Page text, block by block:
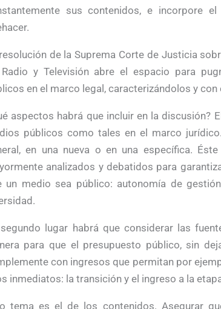
sus contenidos, e incorpore
de la Suprema Corte de Justicia
y Televisión abre el espacio para
en el marco legal, caracterizándolos y
aspectos habrá que incluir en la discusión?
públicos como tales en el marco
en una nueva o en una específica.
analizados y debatidos para
un medio sea público: autonomía de
lugar habrá que considerar las
para que el presupuesto público, sin
con ingresos que permitan por
inmediatos: la transición y el ingreso a la
tema es el de los contenidos. Asegurar